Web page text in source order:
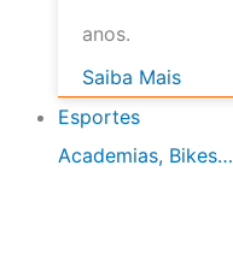
anos.
Saiba Mais
Esportes
Academias, Bikes…